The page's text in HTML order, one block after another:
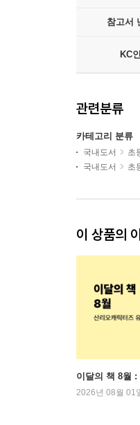
참고서
KC
관련분류
카테고리 분류
국내도서 초
국내도서
초
이 상품의
이달의 책 8월 :
2026년 08월 01